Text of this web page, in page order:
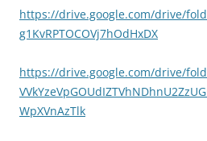
https://drive.google.com/drive/
g1KvRPTOCOVj7hOdHxDX
https://drive.google.com/drive/
WpXVnAzTlk